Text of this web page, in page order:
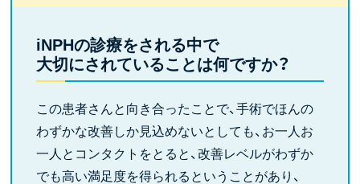
iNPHの診療をされる中で
大切にされていることは何ですか？
この患者さんと向き合ったことで、手術でほんの
わずかな改善しか見込めないとしても、お一人お
一人とコンタクトをとると、改善レベルがわずか
でも高い満足度を得られるということがあり、